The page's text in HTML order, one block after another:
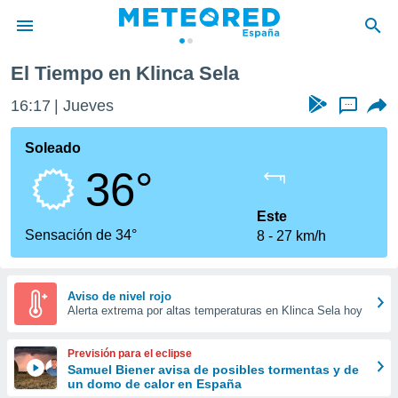
de
por
que se
calidad.
a este
las
y
forma
digital
basada
El Tiempo en Klinca Sela
16:17 Jueves ...
Soleado
36°
Sensación de 34°
Este
8
27 km/h
Aviso de nivel rojo
Alerta extrema por altas temperaturas en Klinca Sela hoy
Previsión para el eclipse
Samuel Biener avisa de posibles tormentas y de
un domo de calor en España